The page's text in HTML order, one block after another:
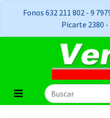
Fonos 632 211 802 - 9
Picarte 2380 -